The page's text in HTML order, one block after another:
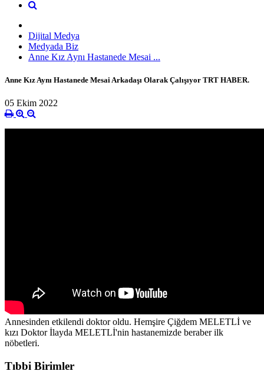
Dijital Medya
Medyada Biz
Anne Kız Aynı Hastanede Mesai ...
Anne Kız Aynı Hastanede Mesai Arkadaşı Olarak Çalışıyor TRT HABER.
05 Ekim 2022
Annesinden etkilendi doktor oldu. Hemşire Çiğdem MELETLİ ve
kızı Doktor İlayda MELETLİ'nin hastanemizde beraber ilk
nöbetleri.
Tıbbi Birimler